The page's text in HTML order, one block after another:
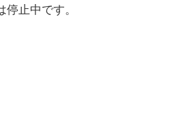
停止中です。